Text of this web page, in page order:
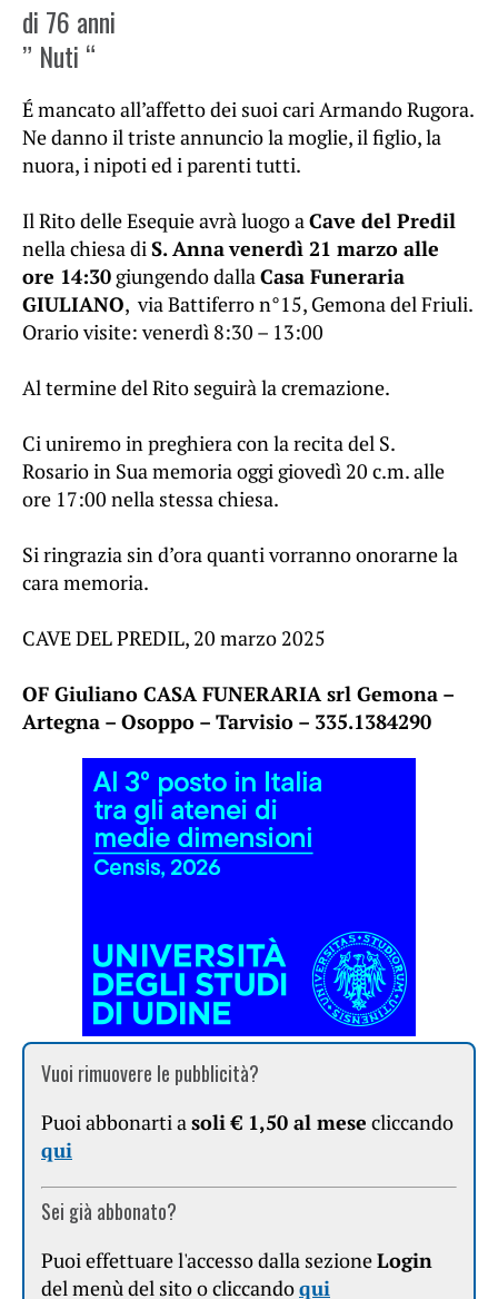
di 76 anni
” Nuti “
É mancato all’affetto dei suoi cari Armando Rugora.
Ne danno il triste annuncio la moglie, il figlio, la
nuora, i nipoti ed i parenti tutti.
Il Rito delle Esequie avrà luogo aCave del Predil
nella chiesa diS. Annavenerdì 21 marzo alle
ore 14:30 giungendo dallaCasa Funeraria
GIULIANO, via Battiferro n°15, Gemona del Friuli.
Orario visite: venerdì 8:30 – 13:00
Al termine del Rito seguirà la cremazione.
Ci uniremo in preghiera con la recita del S.
Rosario in Sua memoria oggi giovedì 20 c.m. alle
ore 17:00 nella stessa chiesa.
Si ringrazia sin d’ora quanti vorranno onorarne la
cara memoria.
CAVE DEL PREDIL, 20 marzo 2025
OF Giuliano CASA FUNERARIA srl Gemona –
Artegna – Osoppo – Tarvisio – 335.1384290
Vuoi rimuovere le pubblicità?
Puoi abbonarti asoli € 1,50 al mese cliccando
qui
Sei già abbonato?
Puoi effettuare l'accesso dalla sezioneLogin
del menù del sito o cliccandoqui